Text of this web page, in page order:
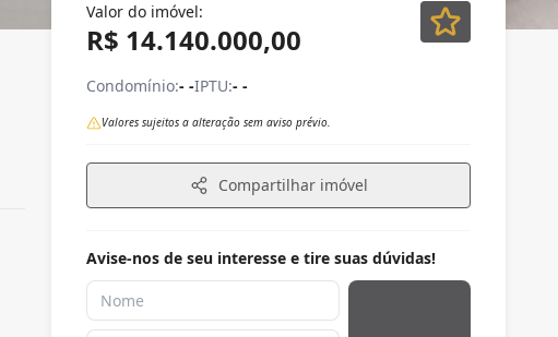
Valor do imóvel:
R$ 14.140.000,00
Condomínio:- -IPTU:- -
Valores sujeitos a alteração sem aviso prévio.
Compartilhar imóvel
Avise-nos de seu interesse e tire suas dúvidas!